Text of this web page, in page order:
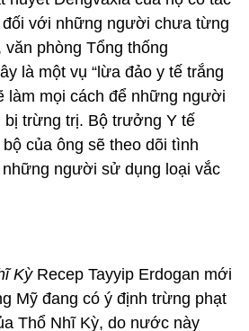
đối với những người chưa từng
phòng Tổng thống
là một vụ “lừa đảo y tế trắng
làm mọi cách để những người
bị trừng trị. Bộ trưởng Y tế
của ông sẽ theo dõi tình
người sử dụng loại vắc
KỳRecep Tayyip Erdogan mới
Mỹ đang có ý định trừng phạt
Thổ Nhĩ Kỳ, do nước này